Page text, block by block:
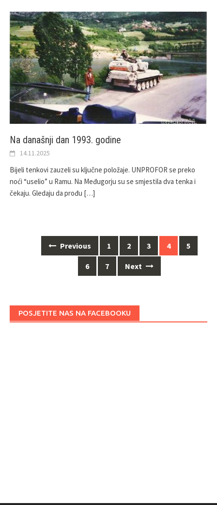
Na današnji dan 1993. godine
14.11.2025
Bijeli tenkovi zauzeli su ključne položaje. UNPROFOR se preko
noći “uselio” u Ramu. Na Međugorju su se smjestila dva tenka i
čekaju. Gledaju da prođu […]
navigation
Previous 1 2 3 4 5
6 7 Next
POSJETITE NAS NA FACEBOOKU